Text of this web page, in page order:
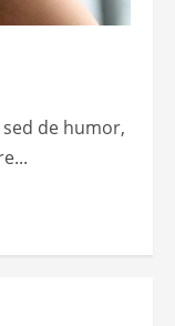
de humor,